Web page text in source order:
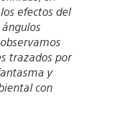
efectos del
trazados por
y
con